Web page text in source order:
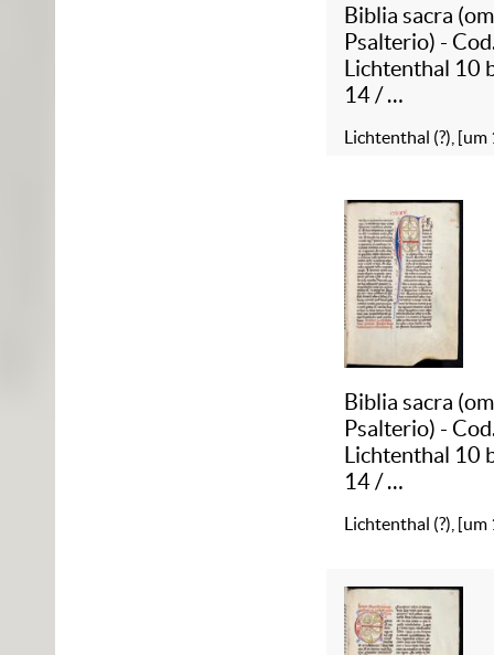
Biblia sacra
Psalterio) -
Lichtenthal 10
14 /
(omisso
Lichtenthal (?), [um
Biblia sacra
Psalterio) -
Lichtenthal 10
14 /
(omisso
Lichtenthal (?), [um